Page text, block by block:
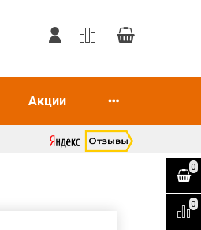
Акции
0
0